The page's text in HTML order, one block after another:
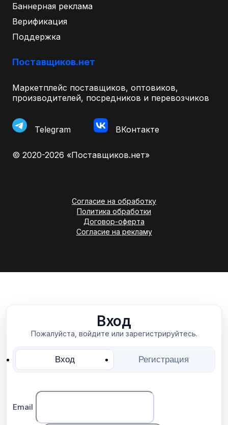
Баннерная реклама
Верификация
Поддержка
Поставщиков.нет
Маркетплейс поставщиков, оптовиков,
производителей, посредников и перевозчиков
Telegram ВКонтакте
© 2020-2026 «Поставщиков.нет»
Согласие на обработку
Политика обработки
Договор-оферта
Согласие на рекламу
Вход
Пожалуйста, войдите или зарегистрируйтесь.
Вход Регистрация
Email